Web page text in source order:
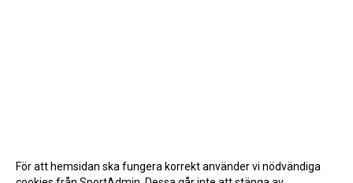
För att hemsidan ska fungera korrekt använder vi nödvändiga